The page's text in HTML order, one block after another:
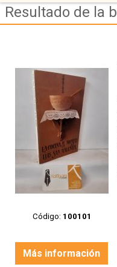
Código: 100101
Más información